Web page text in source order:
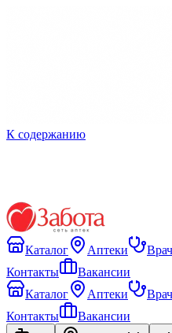
К содержанию
Каталог Аптеки
Контакты
Вакансии
Каталог
Аптеки
Контакты
Вакансии